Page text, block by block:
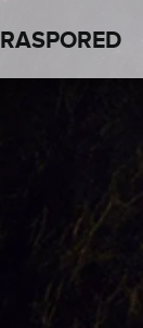
RASPORED